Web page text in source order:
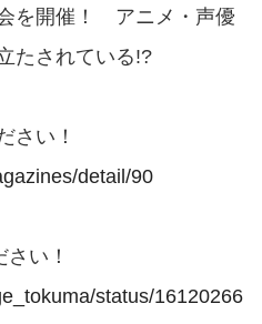
を開催！ アニメ・声優
たされている!?
さい！
detail/90
い！
status/16120266